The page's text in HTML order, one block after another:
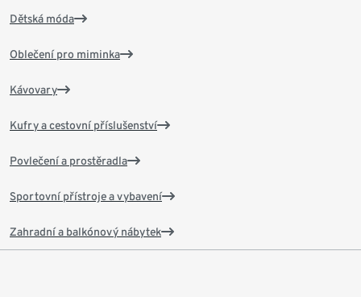
Dětská móda
Oblečení pro miminka
Kávovary
Kufry a cestovní příslušenství
Povlečení a prostěradla
Sportovní přístroje a vybavení
Zahradní a balkónový nábytek